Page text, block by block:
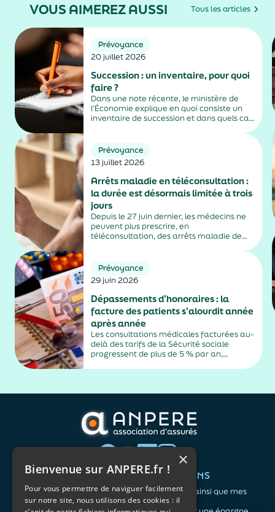
VOUS AIMEREZ AUSSI Tous les articles
Prévoyance
20 juillet 2026
Succession : un inventaire, pour quoi
faire ?
Dans une note récente, le ministère de
l’Économie explique en quoi consiste un
inventaire de succession et dans quels cas
Prévoyance
13 juillet 2026
Arrêts maladie en téléconsultation :
la durée est désormais limitée à trois
jours
Depuis le 27 juin dernier, les médecins ne
peuvent plus prescrire, en
téléconsultation, des arrêts maladie de
sociales et fiscales, s'inscrit dans un
durcissement plus...
Prévoyance
29 juin 2026
Dépassements d’honoraires : la
facture des patients s’alourdit année
après année
Les consultations médicales facturées au-
delà des tarifs de la Sécurité sociale
progressent de plus de 5 % par an,
alimentés par la montée en puissance des
QUI SOMMES-NOUS ?
L'association
Notre organisation
VOS BESOINS
Me protéger ainsi que mes
proches
×
Bienvenue sur ANPERE.fr !
Pour vous permettre de naviguer facilement
sur notre site, nous utilisons des cookies : il